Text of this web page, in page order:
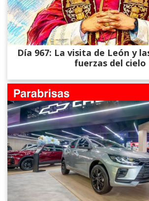
Día 967: La visita de León y
fuerzas del cielo